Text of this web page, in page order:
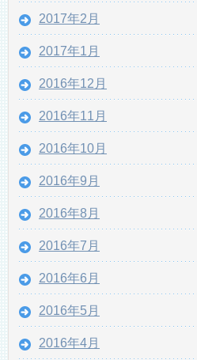
2017年2月
2017年1月
2016年12月
2016年11月
2016年10月
2016年9月
2016年8月
2016年7月
2016年6月
2016年5月
2016年4月